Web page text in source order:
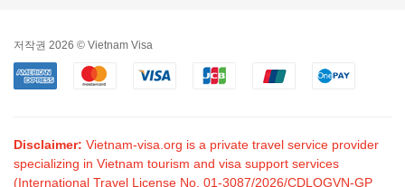
저작권 2026 © Vietnam Visa
Disclaimer: Vietnam-visa.org is a private travel service provider
specializing in Vietnam tourism and visa support services
(International Travel License No. 01-3087/2026/CDLQGVN-GP